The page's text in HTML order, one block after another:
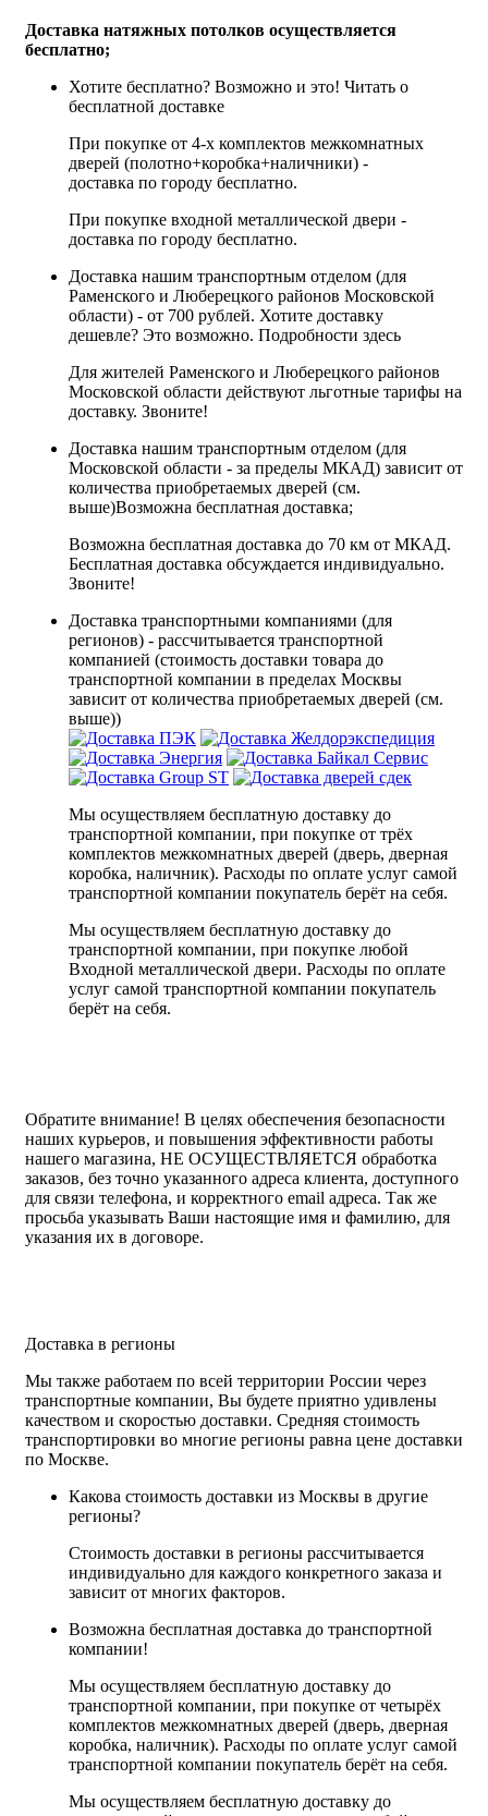
Доставка натяжных потолков осуществляется
бесплатно;
Хотите бесплатно? Возможно и это! Читать о
бесплатной доставке
При покупке от 4-х комплектов межкомнатных
дверей (полотно+коробка+наличники) -
доставка по городу бесплатно.
При покупке входной металлической двери -
доставка по городу бесплатно.
Доставка нашим транспортным отделом (для
Раменского и Люберецкого районов Московской
области) - от 700 рублей. Хотите доставку
дешевле? Это возможно. Подробности здесь
Для жителей Раменского и Люберецкого районов
Московской области действуют льготные тарифы на
доставку. Звоните!
Доставка нашим транспортным отделом (для
Московской области - за пределы МКАД) зависит от
количества приобретаемых дверей (см.
выше)Возможна бесплатная доставка;
Возможна бесплатная доставка до 70 км от МКАД.
Бесплатная доставка обсуждается индивидуально.
Звоните!
Доставка транспортными компаниями (для
регионов) - рассчитывается транспортной
компанией (стоимость доставки товара до
транспортной компании в пределах Москвы
зависит от количества приобретаемых дверей (см.
выше))
Мы осуществляем бесплатную доставку до
транспортной компании, при покупке от трёх
комплектов межкомнатных дверей (дверь, дверная
коробка, наличник). Расходы по оплате услуг самой
транспортной компании покупатель берёт на себя.
Мы осуществляем бесплатную доставку до
транспортной компании, при покупке любой
Входной металлической двери. Расходы по оплате
услуг самой транспортной компании покупатель
берёт на себя.
Обратите внимание! В целях обеспечения безопасности
наших курьеров, и повышения эффективности работы
нашего магазина, НЕ ОСУЩЕСТВЛЯЕТСЯ обработка
заказов, без точно указанного адреса клиента, доступного
для связи телефона, и корректного email адреса. Так же
просьба указывать Ваши настоящие имя и фамилию, для
указания их в договоре.
Доставка в регионы
Мы также работаем по всей территории России через
транспортные компании, Вы будете приятно удивлены
качеством и скоростью доставки. Средняя стоимость
транспортировки во многие регионы равна цене доставки
по Москве.
Какова стоимость доставки из Москвы в другие
регионы?
Стоимость доставки в регионы рассчитывается
индивидуально для каждого конкретного заказа и
зависит от многих факторов.
Возможна бесплатная доставка до транспортной
компании!
Мы осуществляем бесплатную доставку до
транспортной компании, при покупке от четырёх
комплектов межкомнатных дверей (дверь, дверная
коробка, наличник). Расходы по оплате услуг самой
транспортной компании покупатель берёт на себя.
Мы осуществляем бесплатную доставку до